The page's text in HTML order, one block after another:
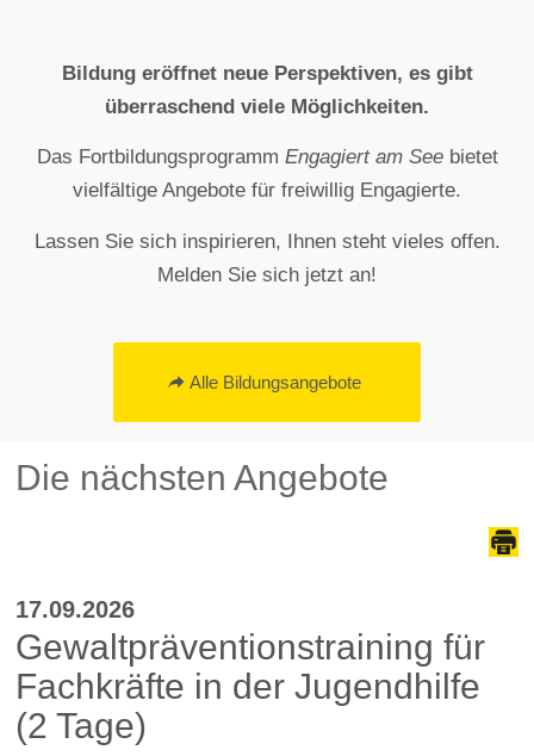
Bildung eröffnet neue Perspektiven, es gibt
überraschend viele Möglichkeiten.
Das Fortbildungsprogramm Engagiert am Seebietet
vielfältige Angebote für freiwillig Engagierte.
Lassen Sie sich inspirieren, Ihnen steht vieles offen.
Melden Sie sich jetzt an!
Alle Bildungsangebote
Die nächsten Angebote
17.09.2026
Gewaltpräventionstraining für
Fachkräfte in der Jugendhilfe
(2 Tage)